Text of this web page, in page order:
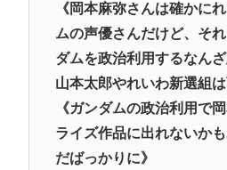
《岡本麻弥さんは確かに
ムの声優さんだけど、そ
ダムを政治利用するなん
山本太郎やれいわ新選組は
《ガンダムの政治利用で
ライズ作品に出れないか
だばっかりに》